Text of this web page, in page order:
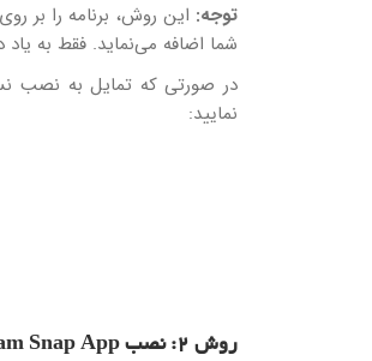
توجه:
شما اضافه می‌نماید. فقط به یاد
در صورتی که تمایل به نصب
نمایید:
روش 2: نصب Telegram Snap App